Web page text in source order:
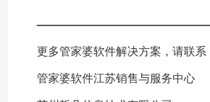
更多管家婆软件解决方案，请联系
管家婆软件江苏销售与服务中心